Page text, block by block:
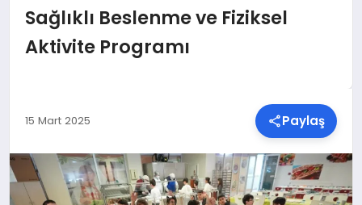
MAGAZIN
SAĞLIK
TEKNOLOJI
Sağlıklı Beslenme ve Fiziksel
Aktivite Programı
15 Mart 2025 Paylaş